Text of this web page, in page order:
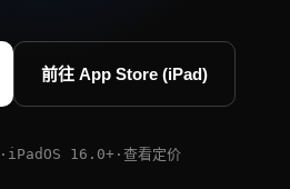
前往 App Store (iPad)
· iPadOS 16.0+ · 查看定价